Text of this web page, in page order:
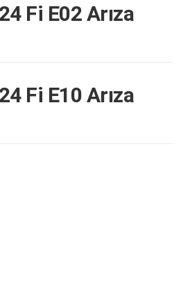
Fi E02 Arıza
Fi E10 Arıza